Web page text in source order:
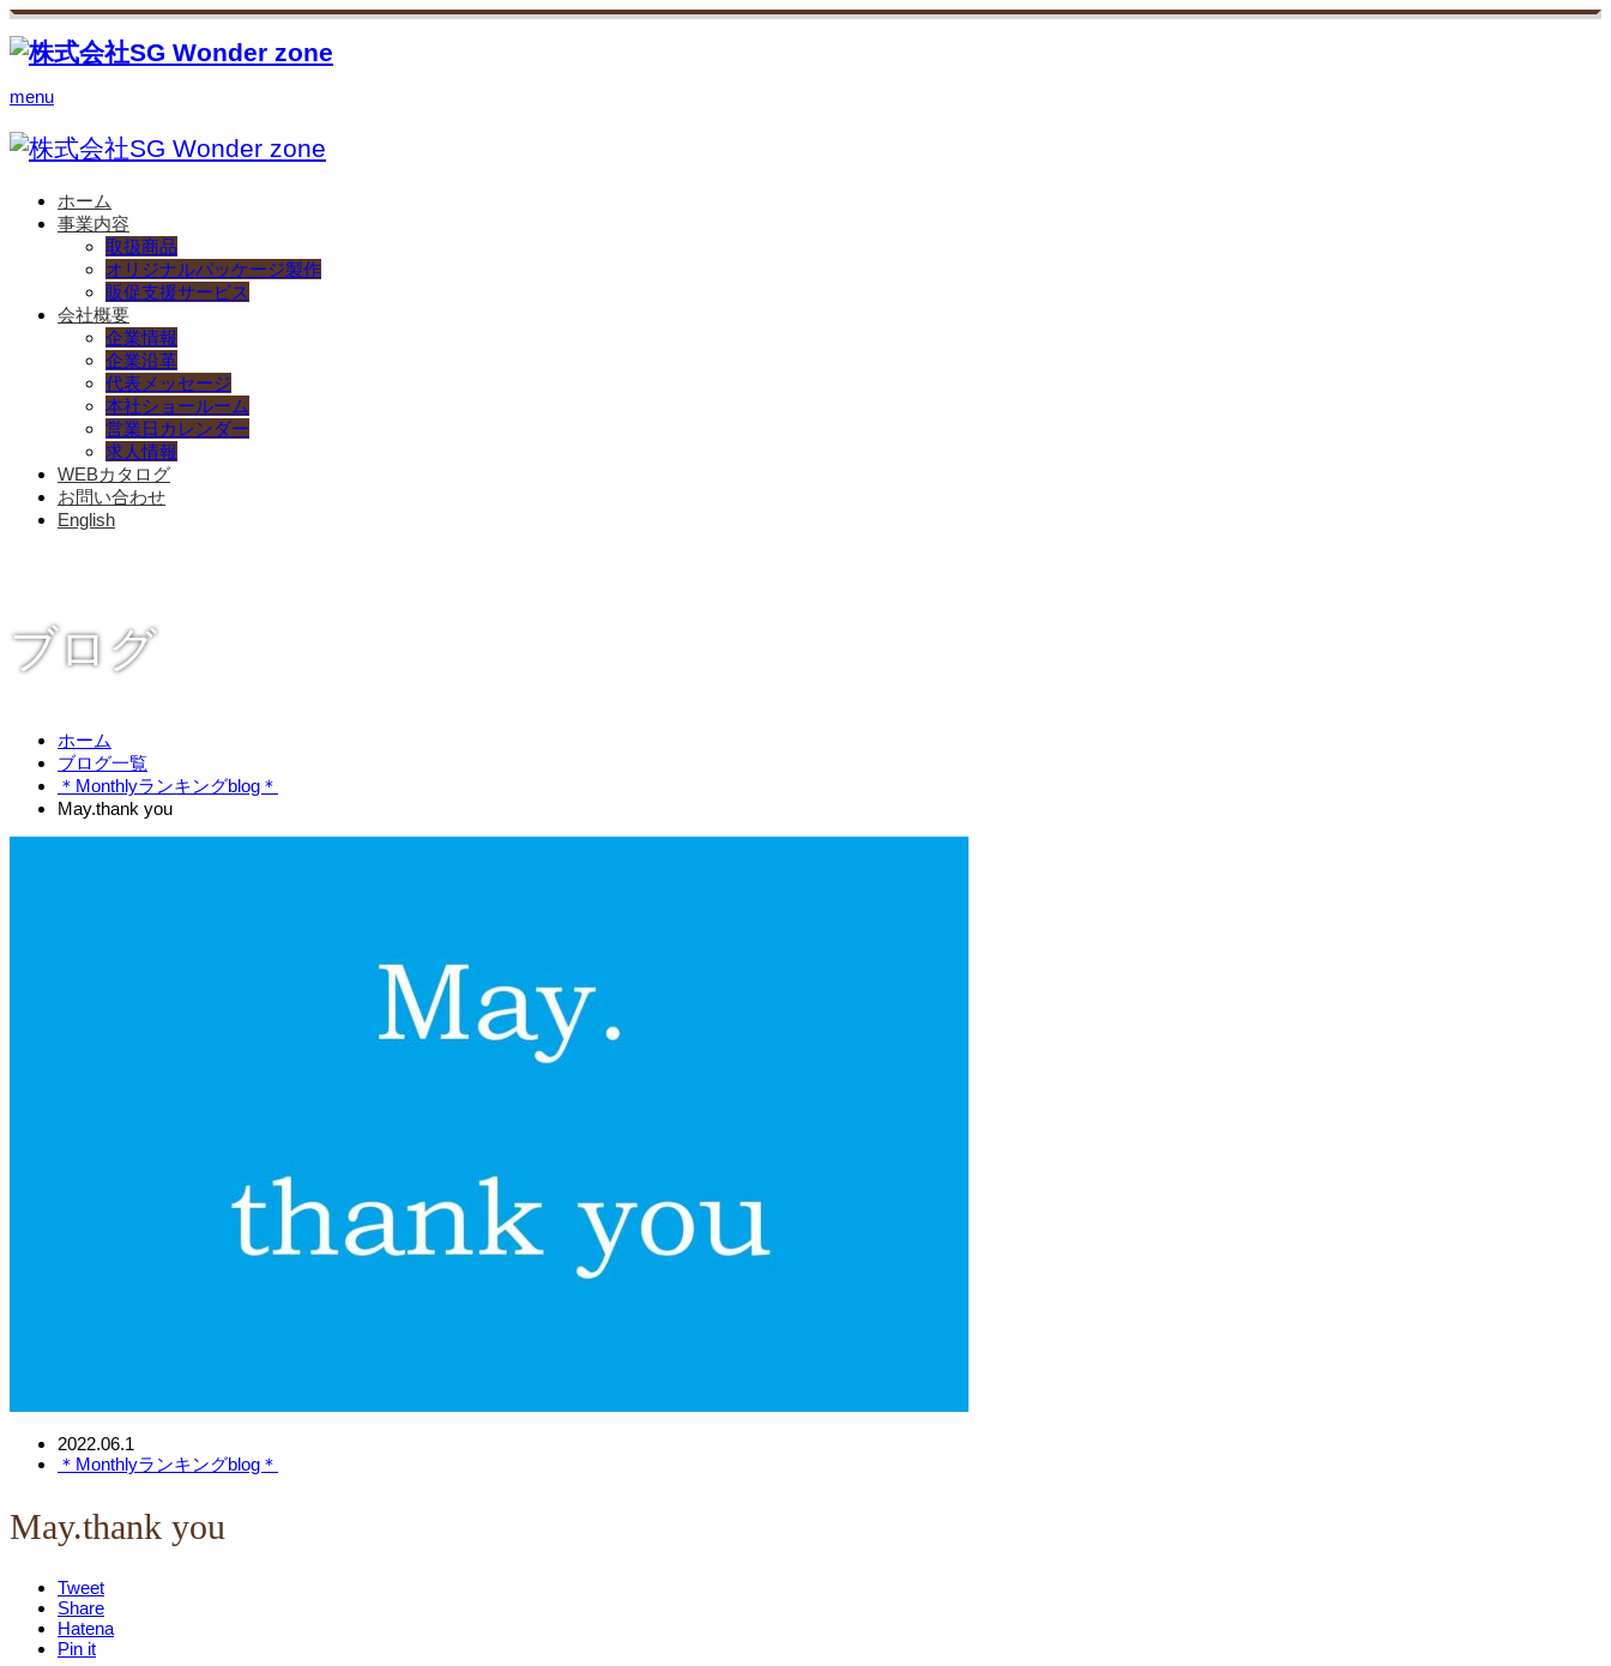
menu
ホーム
事業内容
取扱商品
オリジナルパッケージ製作
販促支援サービス
会社概要
企業情報
企業沿革
代表メッセージ
本社ショールーム
営業日カレンダー
求人情報
WEBカタログ
お問い合わせ
English
ブログ
ホーム
ブログ一覧
＊Monthlyランキングblog＊
May.thank you
2022.06.1
＊Monthlyランキングblog＊
May.thank you
Tweet
Share
Hatena
Pin it